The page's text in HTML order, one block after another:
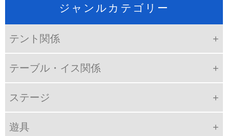
ジャンルカテゴリー
テント関係
テーブル・イス関係
ステージ
遊具